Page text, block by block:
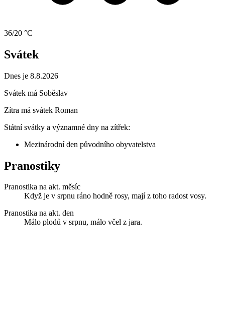
36/20 °C
Svátek
Dnes je 8.8.2026
Svátek má Soběslav
Zítra má svátek Roman
Státní svátky a významné dny na zítřek:
Mezinárodní den původního obyvatelstva
Pranostiky
Pranostika na akt. měsíc
Když je v srpnu ráno hodně rosy, mají z toho radost vosy.
Pranostika na akt. den
Málo plodů v srpnu, málo včel z jara.